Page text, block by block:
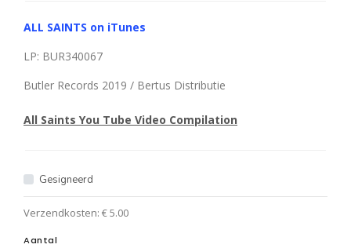
CONTACT
ALL SAINTS on iTunes
LP: BUR340067
Butler Records 2019 / Bertus Distributie
All Saints You Tube Video Compilation
Gesigneerd
Verzendkosten: € 5.00
Aantal